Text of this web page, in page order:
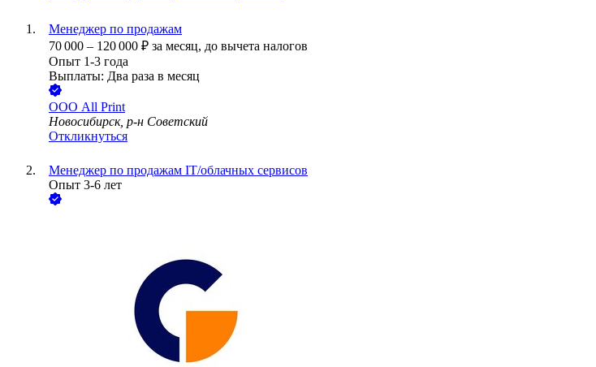
Менеджер по продажам
70 000 – 120 000 ₽ за месяц, до вычета налогов
Опыт 1-3 года
Выплаты: Два раза в месяц
ООО All Print
Новосибирск, р-н Советский
Откликнуться
Менеджер по продажам IT/облачных сервисов
Опыт 3-6 лет